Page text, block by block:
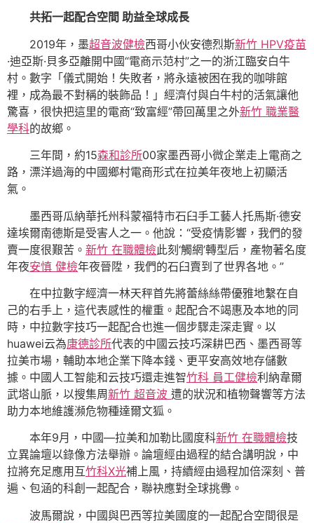
共拓一起配合空間 助益全球成長
2019年，墨超音波健檢西哥小伙安德烈斯新竹 HPV疫苗
·迪亞斯·貝多亞離開中國“電商示范村”之一的浙江臨安白牛
村。數字「儀式開始！失敗者，將永遠被困在我的咖啡館
裡，成為最不對稱的裝飾品！」經濟付與白牛村的活氣讓他
驚喜，很快把這里的電商“致富經”帶回萬里之外新竹 職業醫
學科的故鄉。
三年間，約15森和診所00家墨西哥小微企業走上電商之
路，漂洋過海的中國鄉村電商形式在拉美年夜地上初顯活
氣。
墨西哥瓜納華托州科蒙福特市石臼手工藝人托馬斯·德安
達埃爾南德斯是受害人之一。他說：“受疫情影響，我們的發
賣一度很艱苦。 新竹 在職體檢此刻‘觸網’轉型后，產物著名度
年夜安慎 健檢年夜晉陞，我們的石臼賣到了世界各地。”
在中拉數字經濟一林天秤首先將蕾絲絲帶優雅地繫在自
己的右手上，這代表感性的權重。起配合不竭惠及本地的同
時，中拉數字技巧一起配合也進一個步驟走深走實。以
huawei云為康德診所代表的中國云技巧深耕巴西、墨西哥等
拉美市場，輔助本地企業下降本錢、更平安高效地存儲數
據。中國人工智能和云技巧還走進智竹科 員工健檢利納韋爾
武塔山脈，以搜集周新竹 超音波 遭的狀況和植物聲響等方法
助力本地維護瀕危物種達爾文狐。
本年9月，中國—拉美和加勒比國度科新竹 在職體檢技
立異論壇以錄像方法舉辦。論壇經由過程的結合講明說，中
拉將充足應用互竹科X光補上風，持續經由過程加倍深刻、普
遍、包涵的科創一起配合，聯袂應對全球挑釁。
波馬爾說，中國與巴西等拉美國度的一起配合空間很是